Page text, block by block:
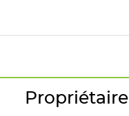
Propriétaire